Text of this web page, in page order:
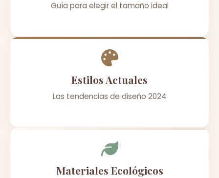
Guía para elegir el tamaño ideal
Estilos Actuales
Las tendencias de diseño 2024
Materiales Ecológicos